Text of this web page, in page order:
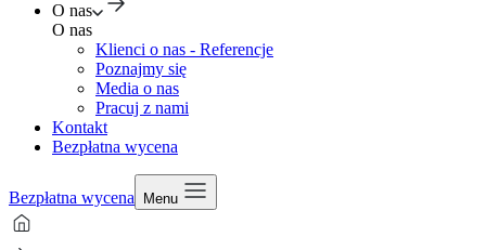
O nas
O nas
Klienci o nas - Referencje
Poznajmy się
Media o nas
Pracuj z nami
Kontakt
Bezpłatna wycena
Bezpłatna wycena Menu